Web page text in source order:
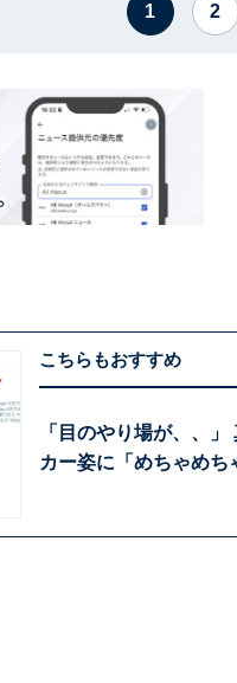
1 2
こちらもおすすめ
「目のやり場が、、
カー姿に「めちゃめち